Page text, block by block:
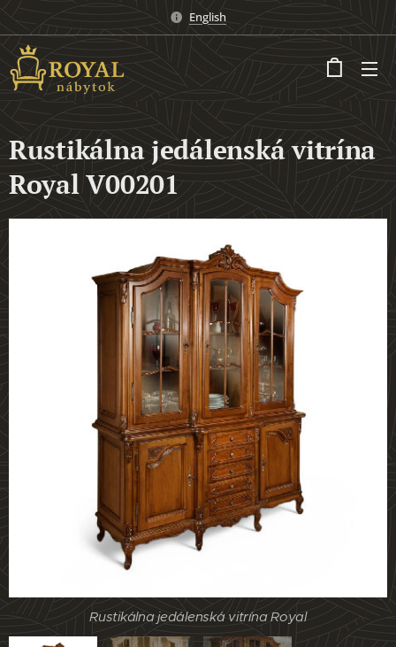
English
Rustikálna jedálenská vitrína
Royal V00201
Rustikálna jedálenská vitrína Royal